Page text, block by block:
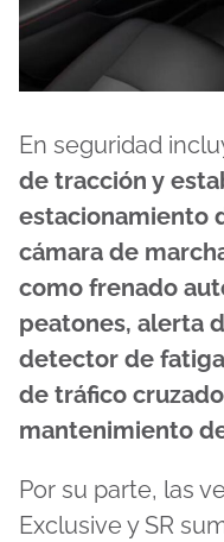
En seguridad
de tracción y
estacionamiento
cámara de
como frenado
peatones, alerta
detector de
de tráfico
mantenimiento
Por su parte, las
Exclusive y SR